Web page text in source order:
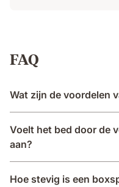
FAQ
Wat zijn de voordelen
Voelt het bed door de
aan?
Hoe stevig is een